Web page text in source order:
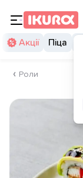
Акції Піца
Роли